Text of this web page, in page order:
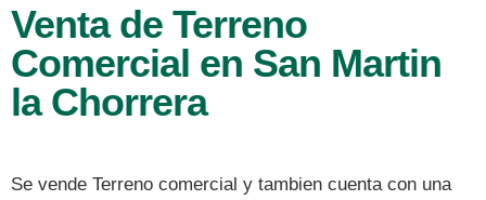
Venta de Terreno
Comercial en San Martin
la Chorrera
Se vende Terreno comercial y tambien cuenta con una